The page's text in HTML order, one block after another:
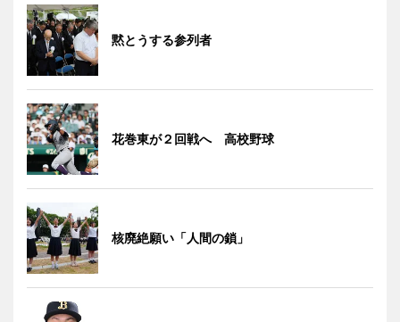
黙とうする参列者
花巻東が２回戦へ 高校野球
核廃絶願い「人間の鎖」